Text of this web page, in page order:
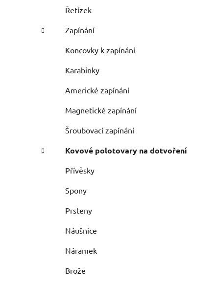
Řetízek
Zapínání
Koncovky k zapínání
Karabinky
Americké zapínání
Magnetické zapínání
Šroubovací zapínání
Kovové polotovary na dotvoření
Přívěsky
Spony
Prsteny
Náušnice
Náramek
Brože